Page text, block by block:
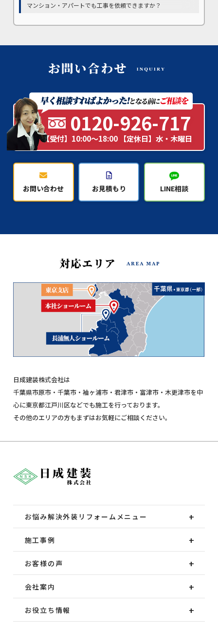
マンション・アパートでも工事を依頼できますか？
0120-926-717
【受付】10:00～18:00 【定休日】水・木曜日
お問い合わせ お見積もり LINE相談
日成建装株式会社は
千葉県市原市・千葉市・袖ヶ浦市・君津市・富津市・木更津市を中
心に東京都江戸川区などでも施工を行っております。
その他のエリアの方もまずはお気軽にご相談ください。
お悩み解決外装 リフォームメニュー
施工事例
お客様の声
会社案内
お役立ち情報